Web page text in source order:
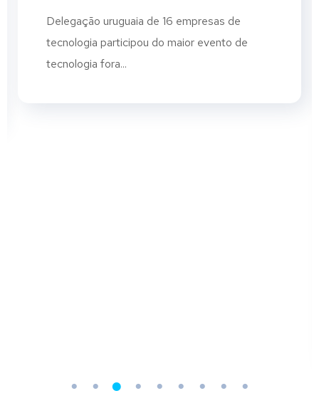
Delegação uruguaia de 16 empresas de
tecnologia participou do maior evento de
tecnologia fora...